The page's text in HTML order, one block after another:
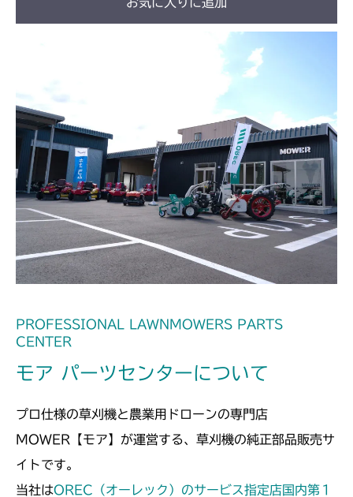
ミッション FIG7 PTO
ミッション FIG9 デフシフト
CM2203RC
ミッション FIG8 デフシフト
CM2203YC/YCV/YCV1
ミッション FIG8 デフシフト
ミッション FIG2 デフシフト
CM2403HC/HCS
ミッション FIG7 PTO
ミッション FIG9 デフシフト
CM2501
ミッション FIG8 デフシフト
CM2503
ミッション FIG8 デフシフト
CMX1402RC
ミッション FIG7 PTO
CMX1402HC
ミッション FIG7 PTO
CMX186
CMX224
ミッション FIG7 PTO
CMX251
お気に入りに追加
PROFESSIONAL LAWNMOWERS PARTS
CENTER
モア パーツセンターについて
プロ仕様の草刈機と農業用ドローンの専門店
MOWER【モア】が運営する、草刈機の純正部品販売サ
イトです。
当社はOREC（オーレック）のサービス指定店国内第１